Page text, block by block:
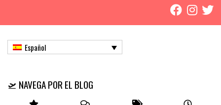
Español
🛫 NAVEGA POR EL BLOG